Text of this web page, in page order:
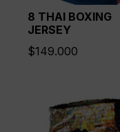
8 THAI BOXING
JERSEY
$149.000